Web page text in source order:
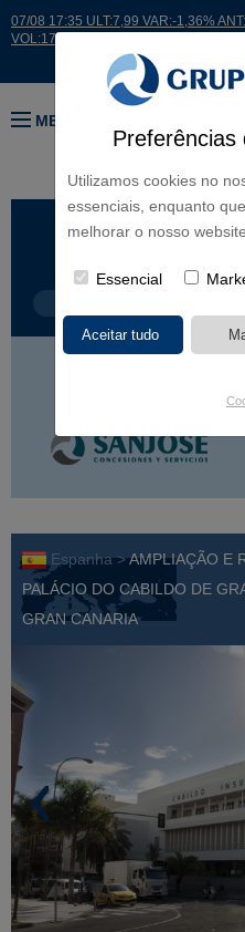
Preferências
Utilizamos cookies no
essenciais, enquanto
melhorar o nosso
Essencial
07/08 17:35 ULT:7,99 VAR:-1,36%
VOL:17664
MENU
LINHAS DE NEGÓCIO
Espanha >AMPLIAÇÃO E
PALÁCIO DO CABILDO DE
GRAN CANARIA